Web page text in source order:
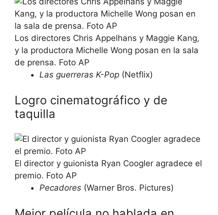
Los directores Chris Appelhans y Maggie Kang,
y la productora Michelle Wong posan en la sala
de prensa. Foto AP
Las guerreras K-Pop (Netflix)
Logro cinematográfico y de
taquilla
El director y guionista Ryan Coogler agradece el
premio. Foto AP
Pecadores (Warner Bros. Pictures)